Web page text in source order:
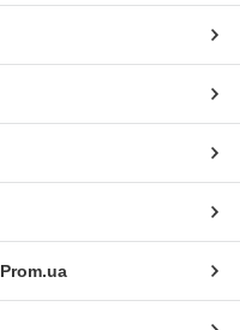
Prom.ua